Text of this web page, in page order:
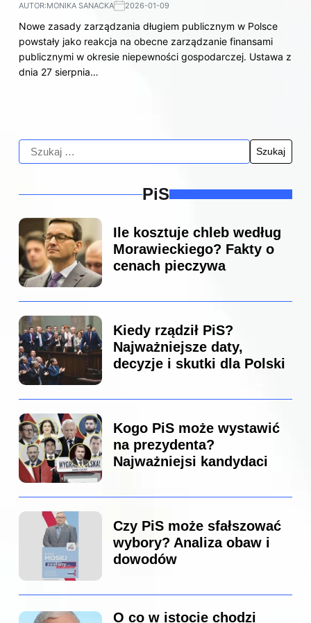
AUTOR:MONIKA SANACKA 2026-01-09
Nowe zasady zarządzania długiem publicznym w Polsce
powstały jako reakcja na obecne zarządzanie finansami
publicznymi w okresie niepewności gospodarczej. Ustawa z
dnia 27 sierpnia…
PiS
Ile kosztuje chleb według
Morawieckiego? Fakty o
cenach pieczywa
Kiedy rządził PiS?
Najważniejsze daty,
decyzje i skutki dla Polski
Kogo PiS może wystawić
na prezydenta?
Najważniejsi kandydaci
Czy PiS może sfałszować
wybory? Analiza obaw i
dowodów
O co w istocie chodzi